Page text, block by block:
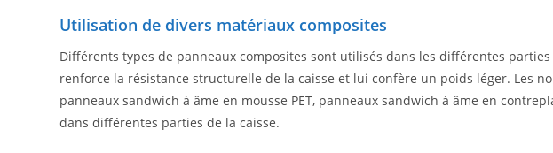
Utilisation de divers matériaux composites
Différents types de panneaux composites sont utilisés dans les différentes
renforce la résistance structurelle de la caisse et lui confère un poids léger. Les
panneaux sandwich à âme en mousse PET, panneaux sandwich à âme en
dans différentes parties de la caisse.